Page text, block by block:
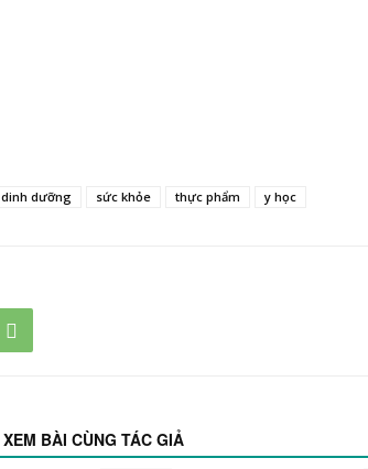
dinh dưỡng sức khỏe thực phẩm y học
XEM BÀI CÙNG TÁC GIẢ